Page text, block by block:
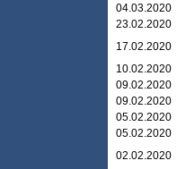
04.03.2020
23.02.2020
17.02.2020
10.02.2020
09.02.2020
09.02.2020
05.02.2020
05.02.2020
02.02.2020